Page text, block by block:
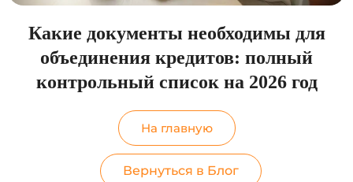
Какие документы необходимы для
объединения кредитов: полный
контрольный список на 2026 год
На главную
Вернуться в Блог